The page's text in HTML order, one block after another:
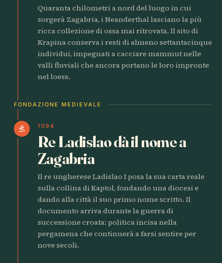
Quaranta chilometri a nord del luogo in cui
sorgerà Zagabria, i Neanderthal lasciano la più
ricca collezione di ossa mai ritrovata. Il sito di
Krapina conserva i resti di almeno settantacinque
individui, impegnati a cacciare mammut nelle
valli fluviali che ancora portano le loro impronte
nel loess.
FONDAZIONE MEDIEVALE
gavel 1094
Re Ladislao dà il nome a
Zagabria
Il re ungherese Ladislao I posa la sua carta reale
sulla collina di Kaptol, fondando una diocesi e
dando alla città il suo primo nome scritto. Il
documento arriva durante la guerra di
successione croata: politica incisa nella
pergamena che continuerà a farsi sentire per
nove secoli.